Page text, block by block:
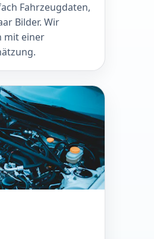
Fahrzeugdaten,
Bilder. Wir
mit einer